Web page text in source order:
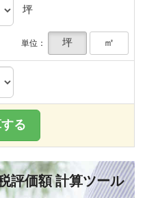
坪
単位： 坪 ㎡
る
評価額 計算ツール